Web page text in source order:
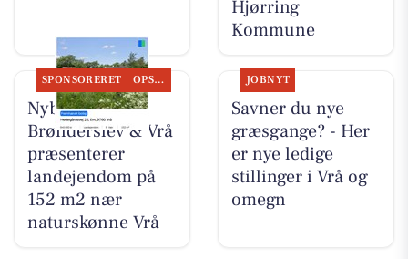
Hjørring
Kommune
SPONSORERET OPSLAGSTAVLEN
Nybolig
Brønderslev & Vrå
præsenterer
landejendom på
152 m2 nær
naturskønne Vrå
JOBNYT
Savner du nye
græsgange? - Her
er nye ledige
stillinger i Vrå og
omegn